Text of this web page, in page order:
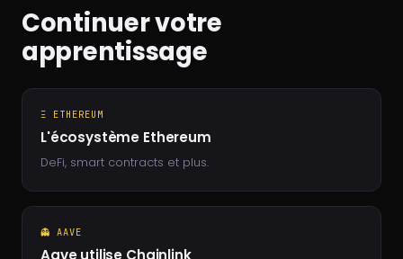
Continuer votre
apprentissage
Ξ ETHEREUM
L'écosystème Ethereum
DeFi, smart contracts et plus.
👻 AAVE
Aave utilise Chainlink